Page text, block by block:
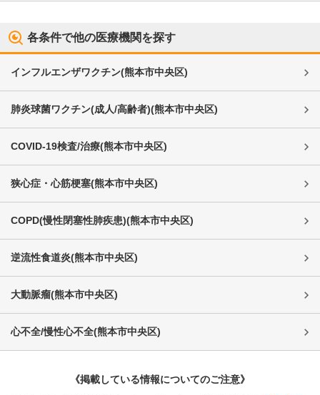
各条件で他の医療機関を探す
インフルエンザワクチン(熊本市中央区)
肺炎球菌ワクチン(成人/高齢者)(熊本市中央区)
COVID-19検査/治療(熊本市中央区)
狭心症・心筋梗塞(熊本市中央区)
COPD(慢性閉塞性肺疾患)(熊本市中央区)
逆流性食道炎(熊本市中央区)
大動脈瘤(熊本市中央区)
心不全/慢性心不全(熊本市中央区)
《掲載している情報についてのご注意》